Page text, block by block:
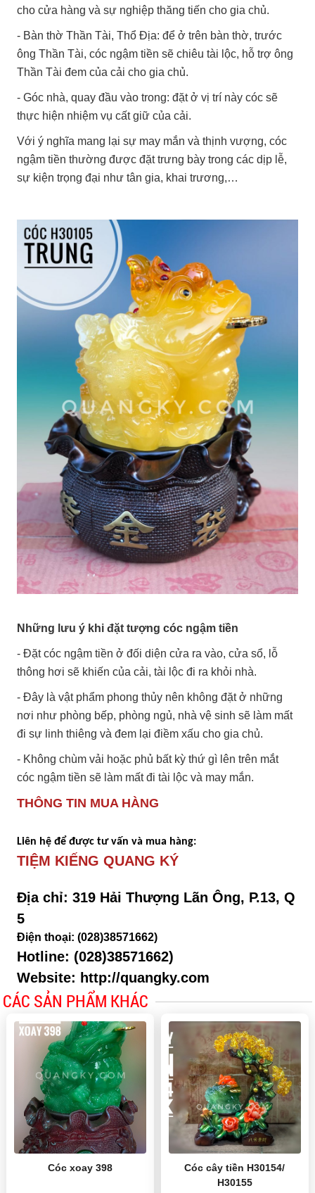
cho cửa hàng và sự nghiệp thăng tiến cho gia chủ.
- Bàn thờ Thần Tài, Thổ Địa: để ở trên bàn thờ, trước
ông Thần Tài, cóc ngậm tiền sẽ chiêu tài lộc, hỗ trợ ông
Thần Tài đem của cải cho gia chủ.
- Góc nhà, quay đầu vào trong: đặt ở vị trí này cóc sẽ
thực hiện nhiệm vụ cất giữ của cải.
Với ý nghĩa mang lại sự may mắn và thịnh vượng, cóc
ngậm tiền thường được đặt trưng bày trong các dịp lễ,
sự kiện trọng đại như tân gia, khai trương,…
Những lưu ý khi đặt tượng cóc ngậm tiền
- Đặt cóc ngậm tiền ở đối diện cửa ra vào, cửa sổ, lỗ
thông hơi sẽ khiến của cải, tài lộc đi ra khỏi nhà.
- Đây là vật phẩm phong thủy nên không đặt ở những
nơi như phòng bếp, phòng ngủ, nhà vệ sinh sẽ làm mất
đi sự linh thiêng và đem lại điềm xấu cho gia chủ.
- Không chùm vải hoặc phủ bất kỳ thứ gì lên trên mắt
cóc ngậm tiền sẽ làm mất đi tài lộc và may mắn.
THÔNG TIN MUA HÀNG
Liên hệ để được tư vấn và mua hàng:
TIỆM KIẾNG QUANG KÝ
Địa chỉ: 319 Hải Thượng Lãn Ông, P.13, Q
5
Điện thoại: (028)38571662)
Hotline: (028)38571662)
Website: http://quangky.com
CÁC SẢN PHẨM KHÁC
Cóc xoay 398
Cóc cây tiền H30154/
H30155